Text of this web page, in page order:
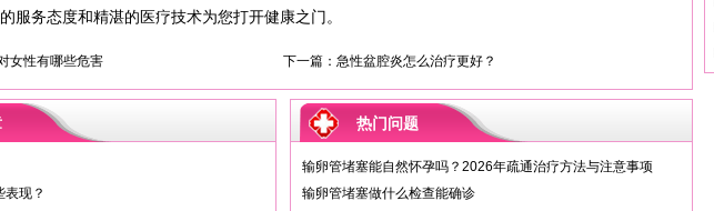
服务态度和精湛的医疗技术为您打开健康之门。
女性有哪些危害 下一篇： 急性盆腔炎怎么治疗更好？
表现？
热门问题
输卵管堵塞能自然怀孕吗？2026年疏通治疗方法与注意事项
输卵管堵塞做什么检查能确诊